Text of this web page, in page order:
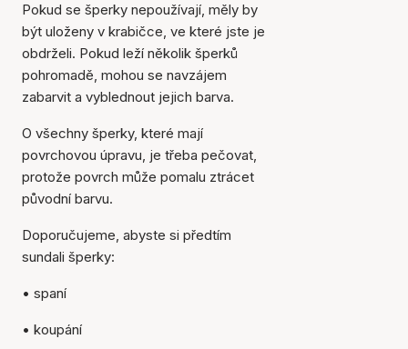
Pokud se šperky nepoužívají, měly by
být uloženy v krabičce, ve které jste je
obdrželi. Pokud leží několik šperků
pohromadě, mohou se navzájem
zabarvit a vyblednout jejich barva.
O všechny šperky, které mají
povrchovou úpravu, je třeba pečovat,
protože povrch může pomalu ztrácet
původní barvu.
Doporučujeme, abyste si předtím
sundali šperky:
• spaní
• koupání